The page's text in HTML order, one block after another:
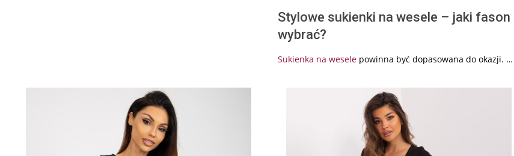
Stylowe sukienki na wesele – jaki fason
wybrać?
Sukienka na wesele powinna być dopasowana do okazji. …